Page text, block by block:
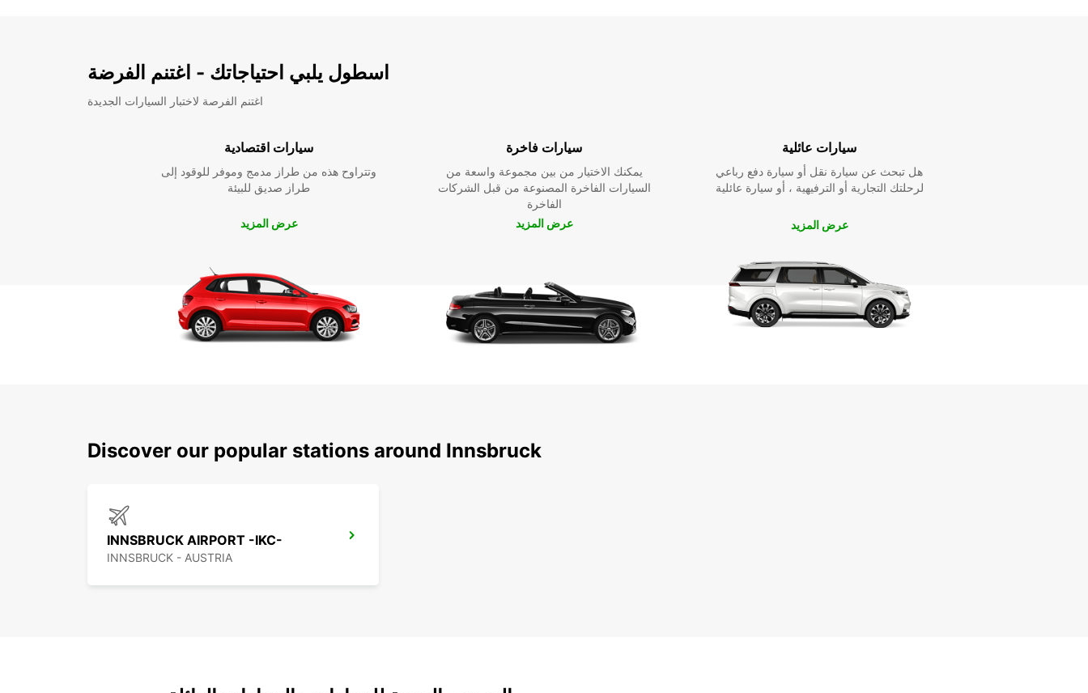
تشكيلة واسعة من السيارات المتاحة
خدمة عملاء على مستوى عالمي
إجراءات حجز سهلة ومرنة
باختصار، تأجير سيارة من Europcar في إنسبروك سيجعل
رحلتك تجربة لا تُنسى. اكتشف الجمال الطبيعي والثقافة الرائعة
لهذه المدينة الرائعة براحة وأمان، وانطلق في مغامرة لا تُنسى.
اسطول يلبي احتياجاتك - اغتنم الفرضة
اغتنم الفرصة لاختبار السيارات الجديدة
سيارات اقتصادية
وتتراوح هذه من طراز مدمج وموفر للوقود إلى
طراز صديق للبيئة
عرض المزيد
سيارات فاخرة
يمكنك الاختيار من بين مجموعة واسعة من
السيارات الفاخرة المصنوعة من قبل الشركات
الفاخرة
عرض المزيد
سيارات عائلية
هل تبحث عن سيارة نقل أو سيارة دفع رباعي
لرحلتك التجارية أو الترفيهية ، أو سيارة عائلية
عرض المزيد
Discover our popular stations around Innsbruck
INNSBRUCK AIRPORT -IKC-
INNSBRUCK - AUSTRIA